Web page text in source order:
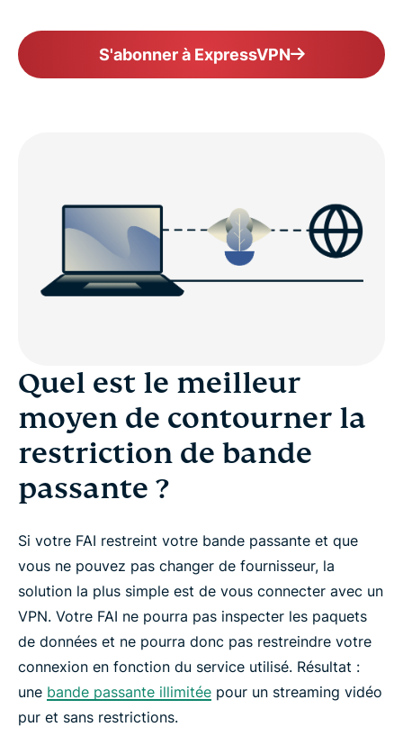
S'abonner à ExpressVPN
Quel est le meilleur
moyen de contourner la
restriction de bande
passante ?
Si votre FAI restreint votre bande passante et que
vous ne pouvez pas changer de fournisseur, la
solution la plus simple est de vous connecter avec un
VPN. Votre FAI ne pourra pas inspecter les paquets
de données et ne pourra donc pas restreindre votre
connexion en fonction du service utilisé. Résultat :
une bande passante illimitée pour un streaming vidéo
pur et sans restrictions.